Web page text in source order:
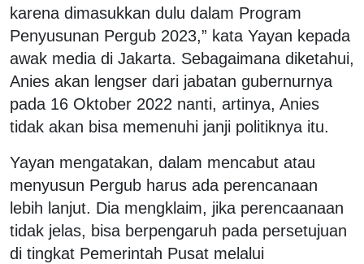
karena dimasukkan dulu dalam Program
Penyusunan Pergub 2023,” kata Yayan kepada
awak media di Jakarta. Sebagaimana diketahui,
Anies akan lengser dari jabatan gubernurnya
pada 16 Oktober 2022 nanti, artinya, Anies
tidak akan bisa memenuhi janji politiknya itu.
Yayan mengatakan, dalam mencabut atau
menyusun Pergub harus ada perencanaan
lebih lanjut. Dia mengklaim, jika perencaanaan
tidak jelas, bisa berpengaruh pada persetujuan
di tingkat Pemerintah Pusat melalui